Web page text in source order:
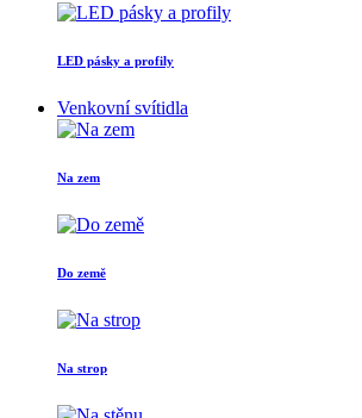
LED pásky a profily
Venkovní svítidla
Na zem
Do země
Na strop